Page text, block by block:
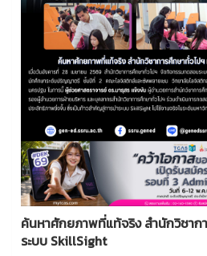
ค้นหาศักยภาพที่แท้จริง สำนักวิชา
ระบบ SkillSight